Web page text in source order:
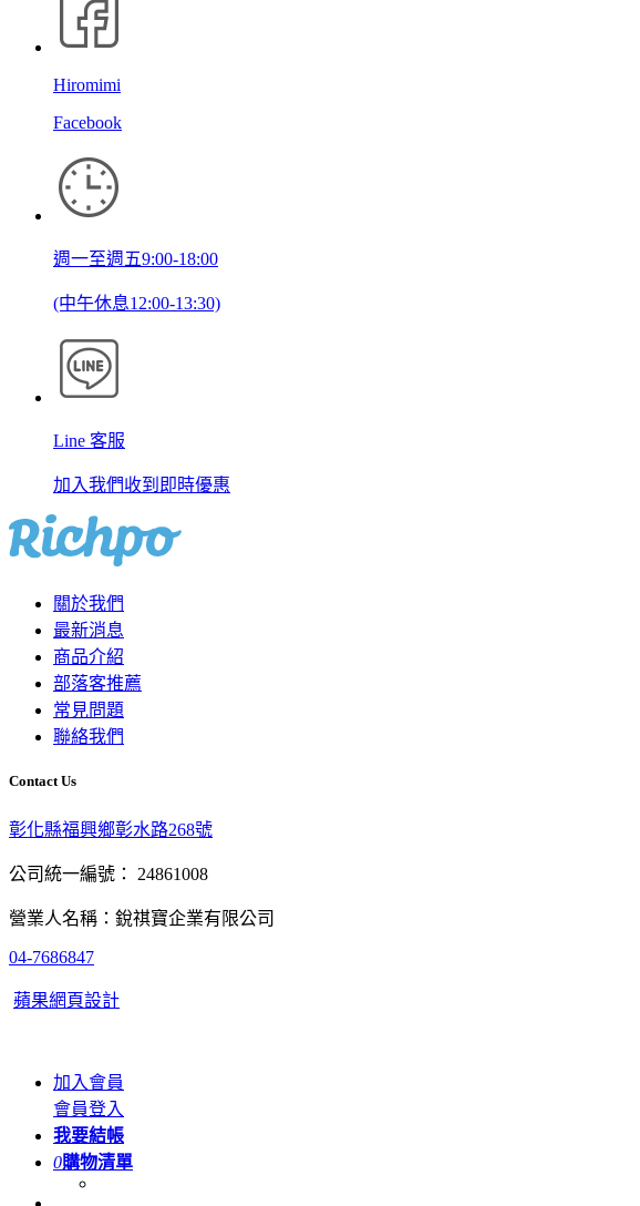
Hiromimi
Facebook
週一至週五9:00-18:00
(中午休息12:00-13:30)
Line 客服
加入我們收到即時優惠
關於我們
最新消息
商品介紹
部落客推薦
常見問題
聯絡我們
Contact Us
彰化縣福興鄉彰水路268號
公司統一編號： 24861008
營業人名稱：銳祺寶企業有限公司
04-7686847
蘋果網頁設計
加入會員
會員登入
我要結帳
0購物清單